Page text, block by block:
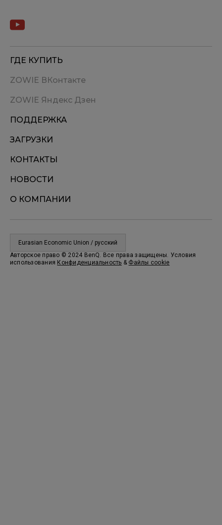
ГДЕ КУПИТЬ
ZOWIE ВКонтакте
ZOWIE Яндекс Дзен
ПОДДЕРЖКА
ЗАГРУЗКИ
КОНТАКТЫ
НОВОСТИ
О КОМПАНИИ
Eurasian Economic Union / русский
Авторское право © 2024 BenQ. Все права защищены. Условия
использования Конфиденциальность & Файлы cookie